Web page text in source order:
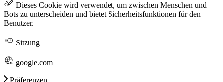
Dieses Cookie wird verwendet, um zwischen Menschen und
Bots zu unterscheiden und bietet Sicherheitsfunktionen für den
Benutzer.
Sitzung
google.com
Präferenzen